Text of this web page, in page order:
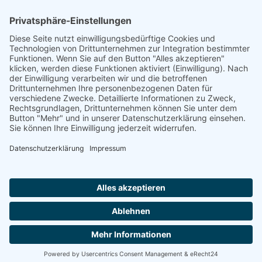
Cookie-Einstellungen Datenschutz
intern
by